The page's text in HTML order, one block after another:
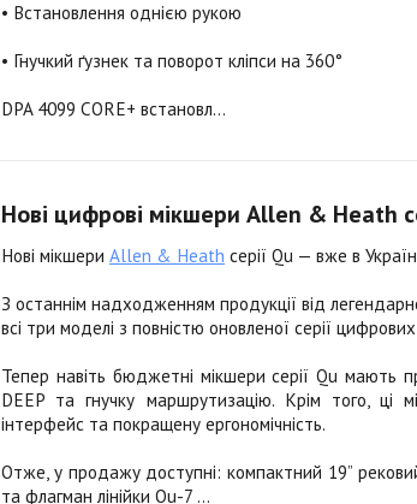
• Встановлення однією рукою
• Гнучкий ґузнек та поворот кліпси на 360°
DPA 4099 CORE+ встановл...
Нові цифрові мікшери Allen & Heath
Нові мікшери Allen & Heath серії Qu — вже в
З останнім надходженням продукції від
всі три моделі з повністю оновленої серії цифрових
Тепер навіть бюджетні мікшери серії Qu мають
DEEP та гнучку маршрутизацію. Крім того, ці
інтерфейс та покращену ергономічність.
Отже, у продажу доступні: компактний 19”
та флагман лінійки Qu-7 ...